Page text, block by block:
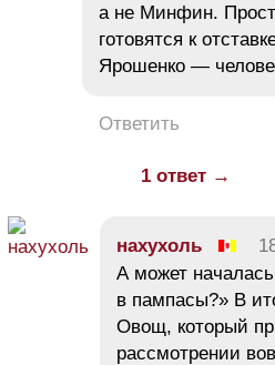
а не Минфин.
готовятся к
Ярошенко —
Ответить
1 ответ →
нахухоль
А может
в пампасы?» В
Овощ, который
рассмотрении